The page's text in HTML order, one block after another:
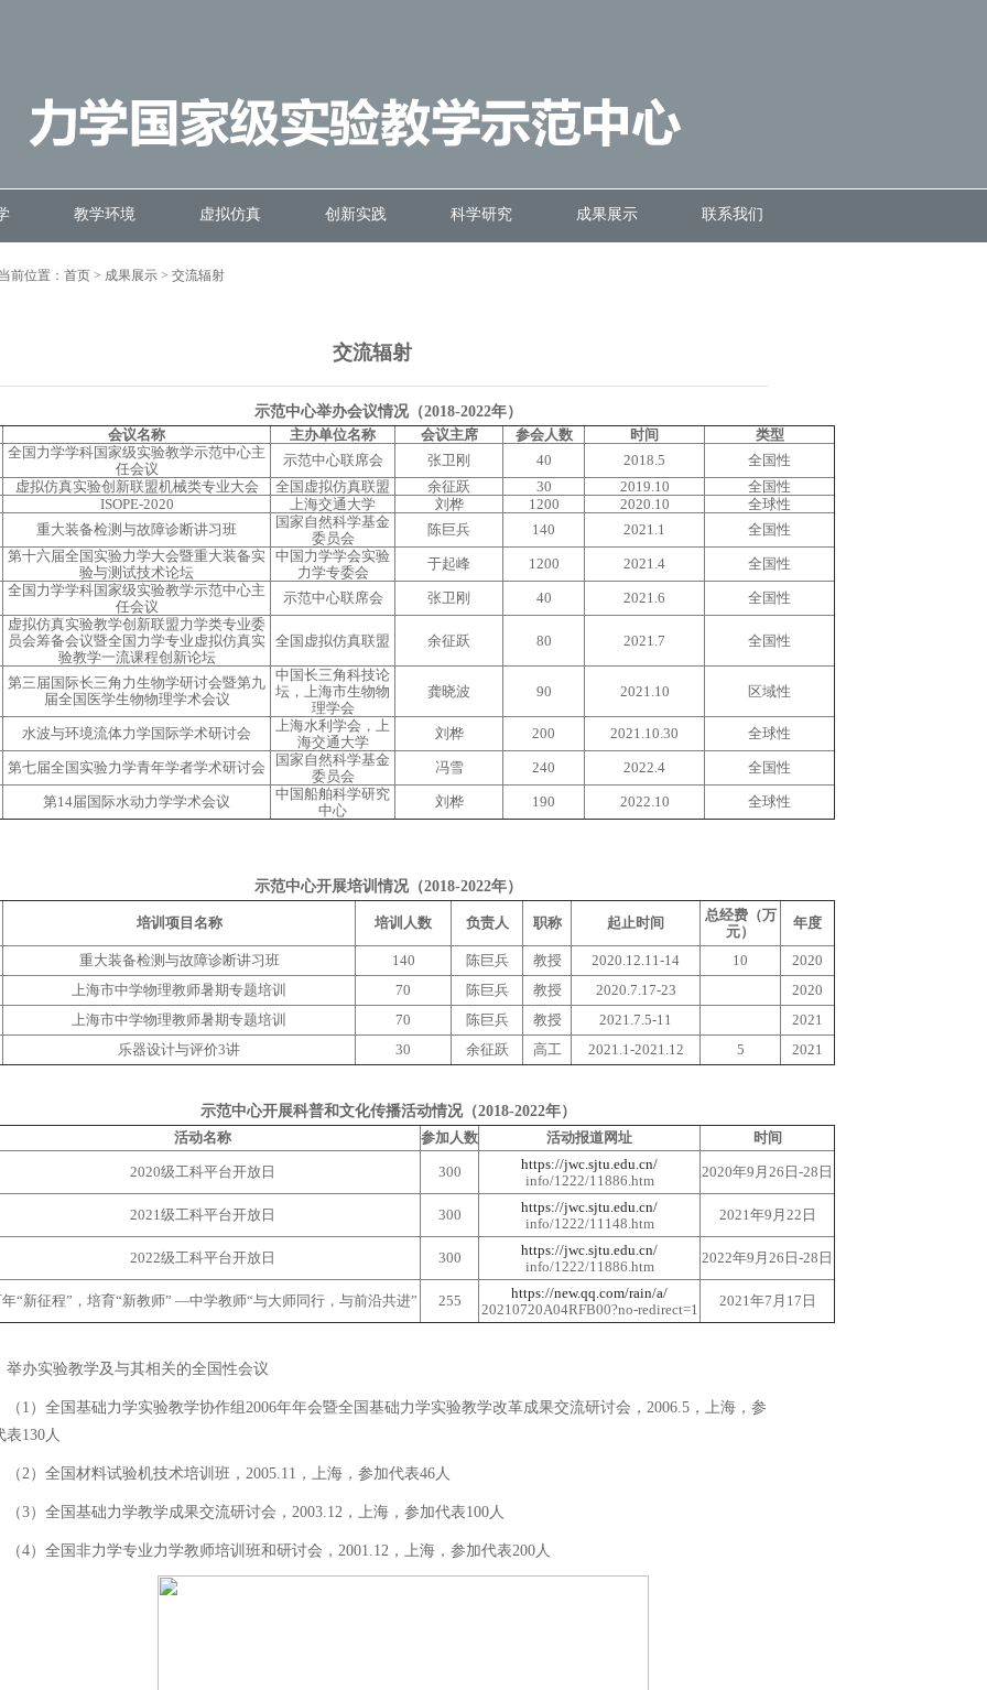
教学环境 虚拟仿真 创新实践 科学研究 成果展示 联系我们
前位置： 首页 > 成果展示 > 交流辐射
交流辐射
示范中心举办会议情况（2018-2022年）
会议名称
主办单位名称 会议主席 参会人数 时间
类型
全国力学学科国家级实验教学示范中心主
任会议
示范中心联席会 张卫刚 40 2018.5
全国性
虚拟仿真实验创新联盟机械类专业大会
全国虚拟仿真联盟 余征跃 30 2019.10
全国性
ISOPE-2020
上海交通大学 刘桦 1200 2020.10
全球性
重大装备检测与故障诊断讲习班
国家自然科学基金
委员会
陈巨兵 140 2021.1
全国性
第十六届全国实验力学大会暨重大装备实
验与测试技术论坛
中国力学学会实验
力学专委会
于起峰 1200 2021.4
全国性
全国力学学科国家级实验教学示范中心主
任会议
示范中心联席会 张卫刚 40 2021.6
全国性
虚拟仿真实验教学创新联盟力学类专业委
员会筹备会议暨全国力学专业虚拟仿真实
验教学一流课程创新论坛
全国虚拟仿真联盟 余征跃 80 2021.7 全国性
第三届国际长三角力生物学研讨会暨第九
届全国医学生物物理学术会议
中国长三角科技论
坛，上海市生物物
理学会
龚晓波 90 2021.10 区域性
水波与环境流体力学国际学术研讨会
上海水利学会，上
海交通大学
刘桦 200 2021.10.30 全球性
第七届全国实验力学青年学者学术研讨会
国家自然科学基金
委员会
冯雪 240 2022.4 全国性
第14届国际水动力学学术会议
中国船舶科学研究
中心
刘桦 190 2022.10 全球性
示范中心开展培训情况（2018-2022年）
培训项目名称 培训人数 负责人 职称 起止时间
总经费（万
元）
年度
重大装备检测与故障诊断讲习班 140 陈巨兵 教授 2020.12.11-14 10
2020
上海市中学物理教师暑期专题培训
70 陈巨兵 教授 2020.7.17-23
2020
上海市中学物理教师暑期专题培训
70 陈巨兵 教授 2021.7.5-11
2021
乐器设计与评价3讲
30 余征跃 高工 2021.1-2021.12 5 2021
示范中心开展科普和文化传播活动情况（2018-2022年）
活动名称
参加人数 活动报道网址 时间
2020级工科平台开放日 300
https://jwc.sjtu.edu.cn/
info/1222/11886.htm
2020年9月26日-28日
2021级工科平台开放日 300
https://jwc.sjtu.edu.cn/
info/1222/11148.htm
2021年9月22日
2022级工科平台开放日 300
https://jwc.sjtu.edu.cn/
info/1222/11886.htm
2022年9月26日-28日
“新征程”，培育“新教师” —中学教师“与大师同行，与前沿共进” 255
https://new.qq.com/rain/a/
20210720A04RFB00?no-redirect=1
2021年7月17日
举办实验教学及与其相关的全国性会议
（1）全国基础力学实验教学协作组2006年年会暨全国基础力学实验教学改革成果交流研讨会，2006.5，上海，参
表130人
（2）全国材料试验机技术培训班，2005.11，上海，参加代表46人
（3）全国基础力学教学成果交流研讨会，2003.12，上海，参加代表100人
（4）全国非力学专业力学教师培训班和研讨会，2001.12，上海，参加代表200人